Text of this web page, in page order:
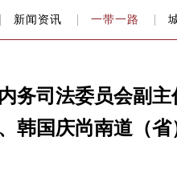
新闻资讯 一带一路
务司法委员会副
韩国庆尚南道（